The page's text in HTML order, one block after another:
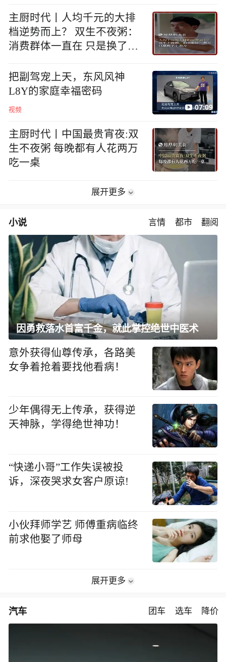
主厨时代丨人均千元的大排
档逆势而上？ 双生不夜粥：
消费群体一直在 只是换了个
把副驾宠上天，东风风神
L8Y的家庭幸福密码
视频 07:09
主厨时代丨中国最贵宵夜:双
生不夜粥 每晚都有人花两万
吃一桌
展开更多
小说 言情 都市 翻阅
因勇救落水首富千金，就此掌控绝世中医术
意外获得仙尊传承，各路美
女争着抢着要找他看病！
少年偶得无上传承，获得逆
天神脉，学得绝世神功！
“快递小哥”工作失误被投
诉，深夜哭求女客户原谅!
小伙拜师学艺 师傅重病临终
前求他娶了师母
展开更多
汽车 团车 选车 降价